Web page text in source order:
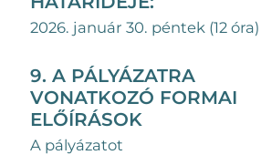
2026. január 30. péntek (12 óra)
9. A PÁLYÁZATRA
VONATKOZÓ FORMAI
ELŐÍRÁSOK
A pályázatot